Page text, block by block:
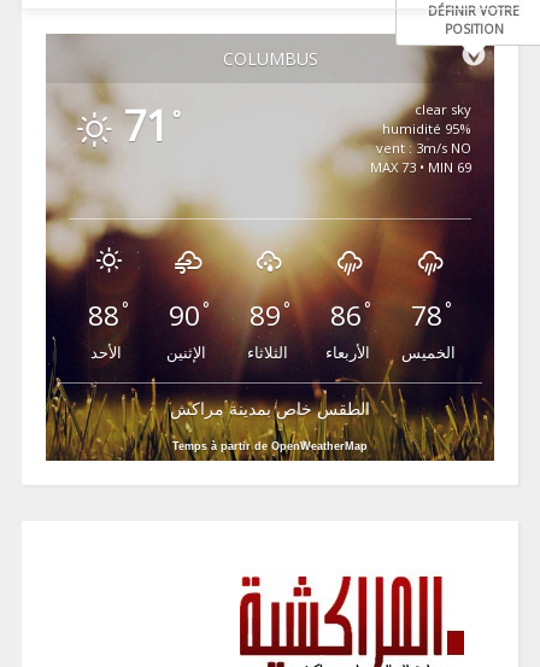
COLUMBUS
DÉFINIR VOTRE
POSITION
71 °
clear sky
95% humidité
vent : 3m/s NO
MAX 73 • MIN 69
88°
الأحد
90°
الإثنين
89°
الثلاثاء
86°
الأربعاء
78°
الخميس
الطقس خاص بمدينة مراكش
Temps à partir de OpenWeatherMap